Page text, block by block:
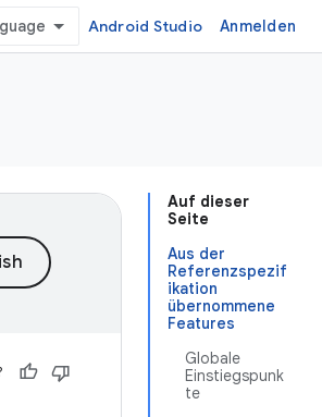
Android Studio Anmelden
Auf dieser
Seite
Aus der
Referenzspezif
ikation
übernommene
Features
Globale
Einstiegspunk
te